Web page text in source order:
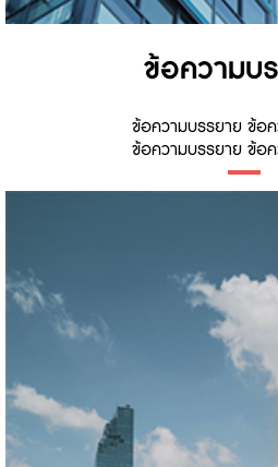
ข้อความบ
ข้อความบรรยาย ข้อ
ข้อความบรรยาย ข้อ